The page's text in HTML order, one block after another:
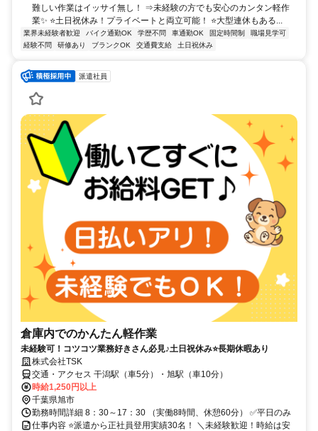
難しい作業はイッサイ無し！ ⇒未経験の方でも安心のカンタン軽作
業✨ ⭐土日祝休み！プライベートと両立可能！ ⭐大型連休もある...
業界未経験者歓迎 バイク通勤OK 学歴不問 車通勤OK 固定時間制
職場見学可
経験不問
研修あり ブランクOK 交通費支給 土日祝休み
派遣社員
倉庫内でのかんたん軽作業
未経験可！コツコツ業務好きさん必見♪土日祝休み⭐長期休暇あり
株式会社TSK
交通・アクセス 干潟駅（車5分）・旭駅（車10分）
時給1,250円以上
千葉県旭市
勤務時間詳細 8：30～17：30 （実働8時間、休憩60分） ✅平日のみ
仕事内容 ⭐派遣から正社員登用実績30名！ ＼未経験歓迎！時給は安